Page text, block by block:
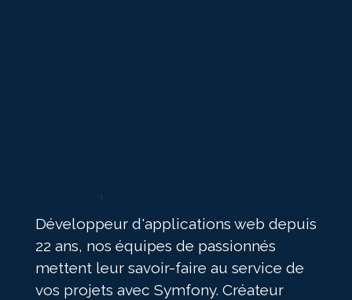
Développeur d'applications web depuis
22 ans, nos équipes de passionnés
mettent leur savoir-faire au service de
vos projets avec Symfony. Créateur